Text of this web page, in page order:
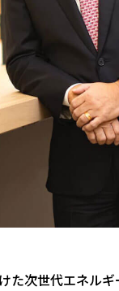
次世代エネル